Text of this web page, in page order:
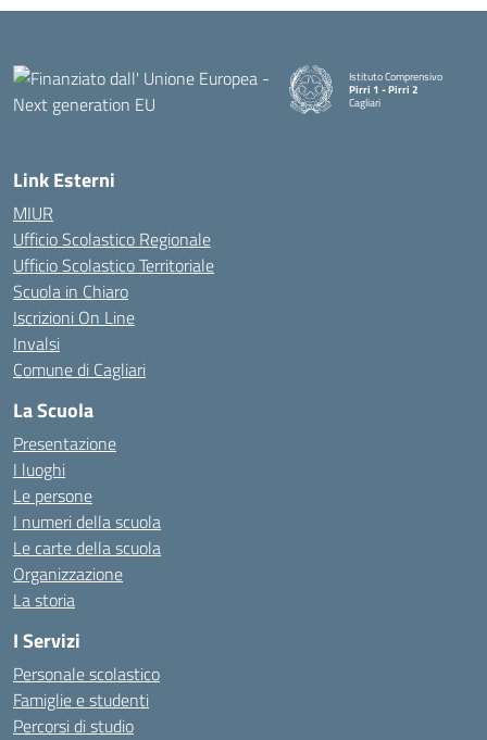
Istituto Comprensivo
Pirri 1 - Pirri 2
Cagliari
— Visita la pagina iniziale
Link Esterni
MIUR
Ufficio Scolastico Regionale
Ufficio Scolastico Territoriale
Scuola in Chiaro
Iscrizioni On Line
Invalsi
Comune di Cagliari
La Scuola
Presentazione
I luoghi
Le persone
I numeri della scuola
Le carte della scuola
Organizzazione
La storia
I Servizi
Personale scolastico
Famiglie e studenti
Percorsi di studio